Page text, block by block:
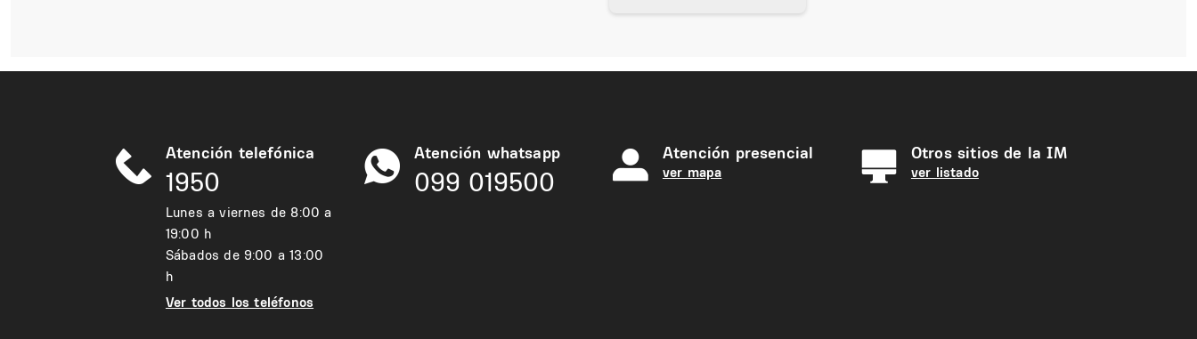
Atención telefónica
1950
Lunes a viernes de 8:00 a
19:00 h
Sábados de 9:00 a 13:00
h
Ver todos los teléfonos
Atención whatsapp
099 019500
Atención presencial
ver mapa
Otros sitios de la IM
ver listado